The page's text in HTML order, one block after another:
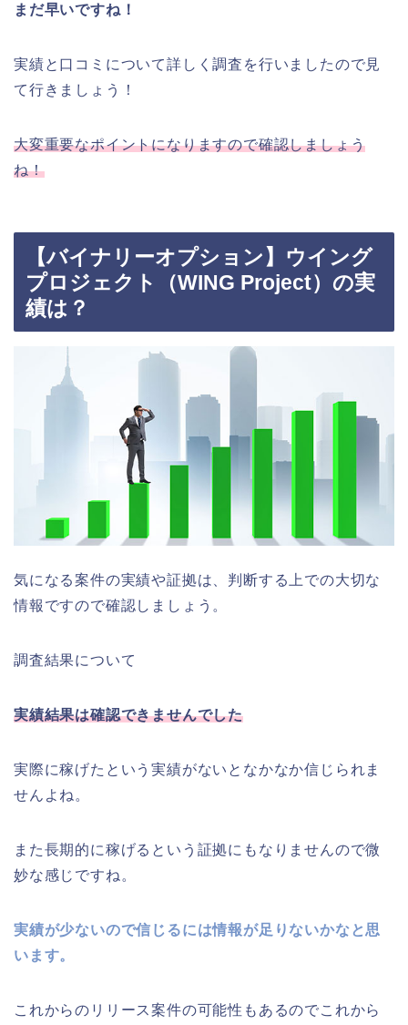
まだ早いですね！
実績と口コミについて詳しく調査を行いましたので見
て行きましょう！
大変重要なポイントになりますので確認しましょう
ね！
【バイナリーオプション】ウイング
プロジェクト（WING Project）の実
績は？
気になる案件の実績や証拠は、判断する上での大切な
情報ですので確認しましょう。
調査結果について
実績結果は確認できませんでした
実際に稼げたという実績がないとなかなか信じられま
せんよね。
また長期的に稼げるという証拠にもなりませんので微
妙な感じですね。
実績が少ないので信じるには情報が足りないかなと思
います。
これからのリリース案件の可能性もあるのでこれから